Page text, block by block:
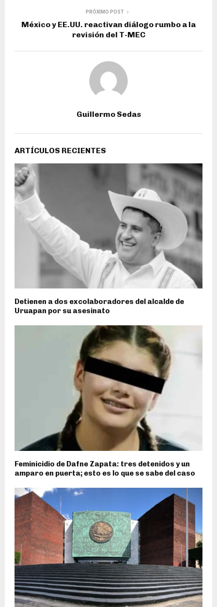
PRÓXIMO POST
México y EE.UU. reactivan diálogo rumbo a la
revisión del T-MEC
Guillermo Sedas
ARTÍCULOS RECIENTES
Detienen a dos excolaboradores del alcalde de
Uruapan por su asesinato
Feminicidio de Dafne Zapata: tres detenidos y un
amparo en puerta; esto es lo que se sabe del caso